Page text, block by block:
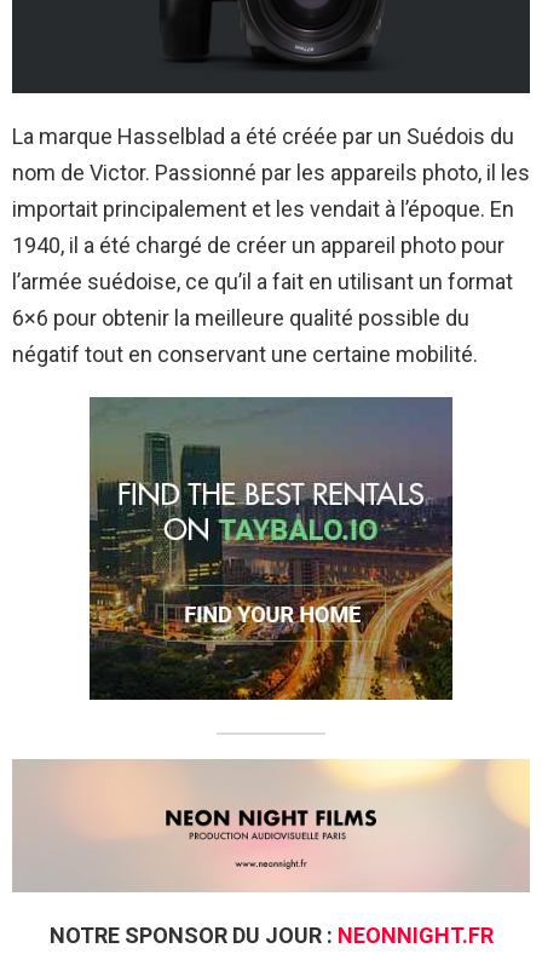
La marque Hasselblad a été créée par un Suédois du
nom de Victor. Passionné par les appareils photo, il les
importait principalement et les vendait à l’époque. En
1940, il a été chargé de créer un appareil photo pour
l’armée suédoise, ce qu’il a fait en utilisant un format
6×6 pour obtenir la meilleure qualité possible du
négatif tout en conservant une certaine mobilité.
NOTRE SPONSOR DU JOUR : NEONNIGHT.FR